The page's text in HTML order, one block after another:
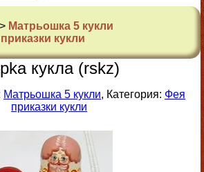
Матрьошка 5 кукли
кукли
кукла (rskz)
Матрьошка 5 кукли, Категория: Фея
приказки кукли